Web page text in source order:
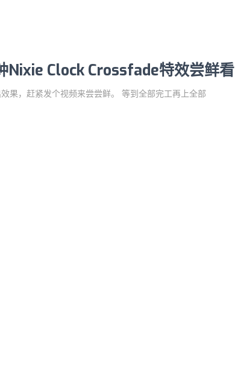
Nixie Clock Crossfade特效尝鲜看
果，赶紧发个视频来尝尝鲜。 等到全部完工再上全部